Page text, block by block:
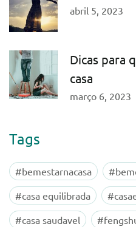
abril 5, 2023
Dicas para
casa
março 6, 2023
Tags
#bemestarnacasa
#casa equilibrada
#casa saudavel